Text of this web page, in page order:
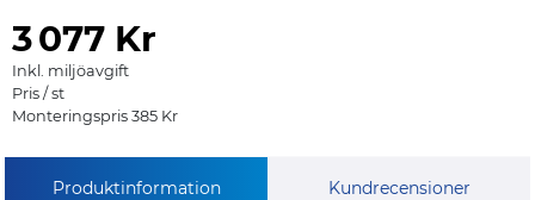
3077 Kr
Inkl. miljöavgift
Pris / st
Monteringspris 385 Kr
Produktinformation Kundrecensioner